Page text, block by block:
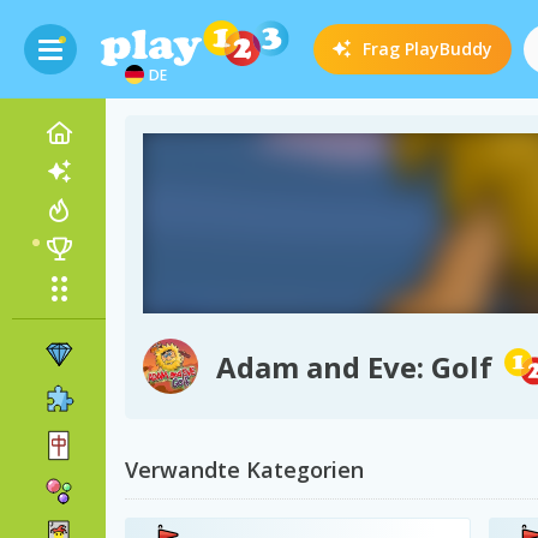
DE
Frag PlayBuddy
Adam and Eve: Golf
Verwandte Kategorien